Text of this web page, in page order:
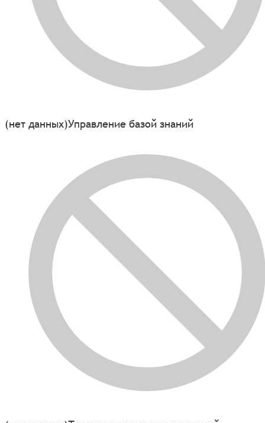
(нет данных)Управление базой знаний